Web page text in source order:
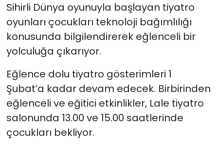
Sihirli Dünya oyunuyla başlayan tiyatro
oyunları çocukları teknoloji bağımlılığı
konusunda bilgilendirerek eğlenceli bir
yolculuğa çıkarıyor.
Eğlence dolu tiyatro gösterimleri 1
Şubat’a kadar devam edecek. Birbirinden
eğlenceli ve eğitici etkinlikler, Lale tiyatro
salonunda 13.00 ve 15.00 saatlerinde
çocukları bekliyor.